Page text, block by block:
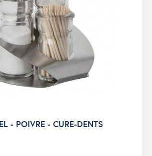
- POIVRE - CURE-DENTS